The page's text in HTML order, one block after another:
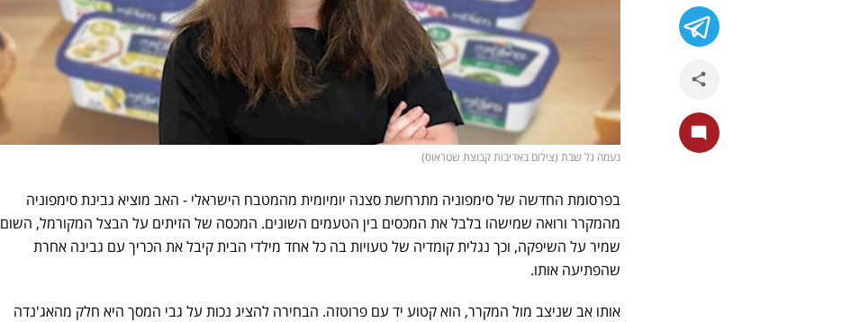
נעמה גל שבת (צילום באדיבות קבוצת שטראוס)
בפרסומת החדשה של סימפוניה מתרחשת סצנה יומיומית מהמטבח הישראלי - האב מוציא גבינת סימפוניה
מהמקרר ורואה שמישהו בלבל את המכסים בין הטעמים השונים. המכסה של הזיתים על הבצל המקורמל, השום
שמיר על השיפקה, וכך נגלית קומדיה של טעויות בה כל אחד מילדי הבית קיבל את הכריך עם גבינה אחרת
שהפתיעה אותו.
אותו אב שניצב מול המקרר, הוא קטוע יד עם פרוטזה. הבחירה להציג נכות על גבי המסך היא חלק מהאג'נדה